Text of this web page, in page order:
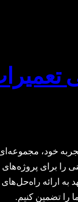
خود،
را برای
به ارائه راه‌حل‌های
را تضمین کنیم.